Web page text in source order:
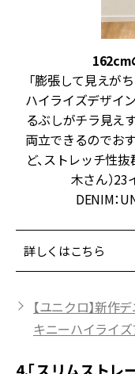
162cm
「膨張して見えが
ハイライズデザイ
るぶしがチラ見え
両立できるのでお
ど、ストレッチ性
木さん）23
DENIM：
詳しくはこちら
【ユニクロ】新作
キニーハイライズ
4.「スリムストレ